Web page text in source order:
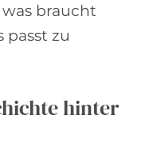
braucht
passt zu
hinter